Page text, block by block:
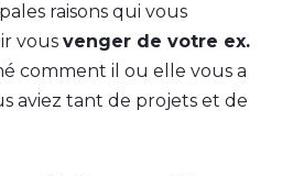
raisons qui vous
vous venger de votre ex.
comment il ou elle vous a
aviez tant de projets et de